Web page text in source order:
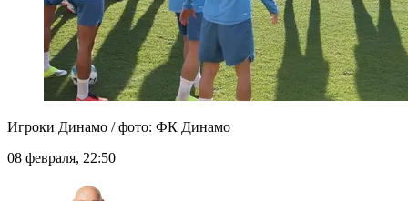
Игроки Динамо / фото: ФК Динамо
08 февраля, 22:50